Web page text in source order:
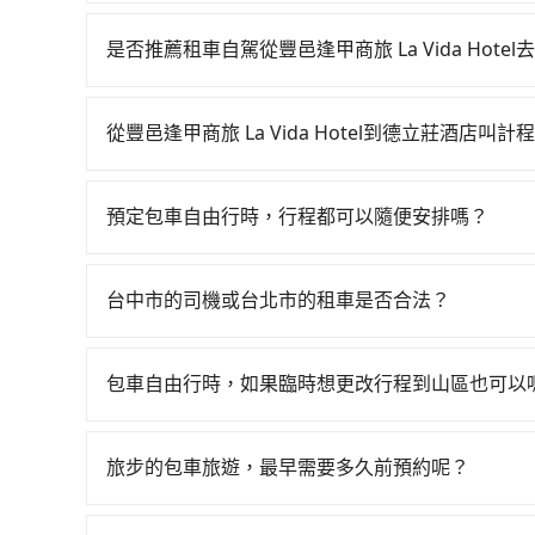
23:03，台中-台北一天最多有105班次高鐵可搭乘
15分鐘出站，最後再根據距離的遠近或者天候狀
約780元，費時1小時51分鐘。長距離移動確實搭
是否推薦租車自駕從豐邑逢甲商旅 La Vida Hotel
位計費，小轎車如Toyota Yaris、Nissan Kicks
多數的租車公司都沒法提供甲租乙還的服務，所
從豐邑逢甲商旅 La Vida Hotel到德立莊酒店叫計
到車，也可考慮打電話至豐邑逢甲商旅 La Vida
被坑受騙。綜合以上，無論在價格或服務品質上
預定包車自由行時，行程都可以隨便安排嗎？
的需求安排的。
台中市的司機或台北市的租車是否合法？
警察臨檢並趕下車，出意外後保險公司更是不會
好辨別叫的車是否合法，就看車牌的開頭，只要不
包車自由行時，如果臨時想更改行程到山區也可以
額外的費用收取。但是，這些費用會在您下訂單
旅步的包車旅遊，最早需要多久前預約呢？